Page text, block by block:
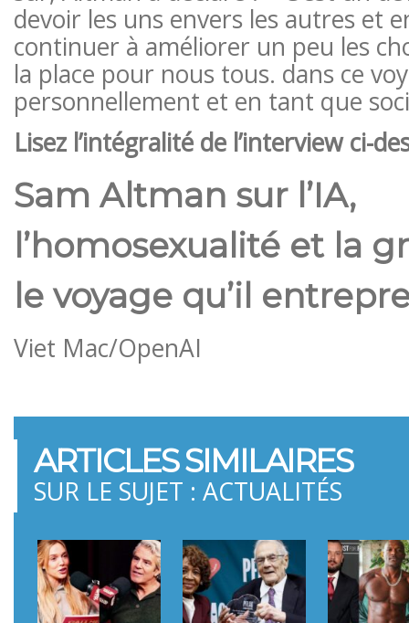
devoir les uns envers les autres et
continuer à améliorer un peu les
la place pour nous tous. dans ce
personnellement et en tant que
Lisez l’intégralité de l’interview ci-
Sam Altman sur l’IA,
l’homosexualité et la
le voyage qu’il
Viet Mac/OpenAI
ARTICLES SIMILAIRES
SUR LE SUJET : ACTUALITÉS